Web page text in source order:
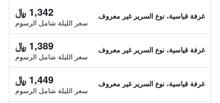
غرفة قياسية، نوع السرير غير معروف 1,342 ﷼
سعر الليلة شامل الرسوم
غرفة قياسية، نوع السرير غير معروف 1,389 ﷼
سعر الليلة شامل الرسوم
غرفة قياسية، نوع السرير غير معروف 1,449 ﷼
سعر الليلة شامل الرسوم